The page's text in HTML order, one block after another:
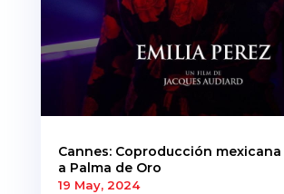
Cannes: Coproducción
a Palma de Oro
19 May, 2024